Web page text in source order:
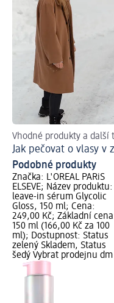
Vhodné produkty a další
Jak pečovat o vlasy v
Podobné produkty
Značka: L'ORÉAL PARiS
ELSEVE; Název produktu:
leave-in sérum Glycolic
Gloss, 150 ml; Cena:
249,00 Kč; Základní
150 ml (166,00 Kč za 100
ml); Dostupnost: Status
zelený Skladem, Status
šedý Vybrat prodejnu dm